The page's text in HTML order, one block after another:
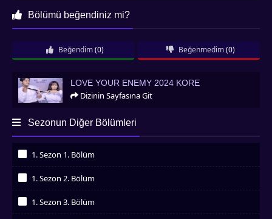
Bölümü beğendiniz mi?
Beğendim (0) Beğenmedim (0)
Love Your Enemy 2024 Kore
LOVE YOUR ENEMY 2024 KORE
Dizinin Sayfasına Git
Sezonun Diğer Bölümleri
1. Sezon 1. Bölüm
1. Sezon 2. Bölüm
1. Sezon 3. Bölüm